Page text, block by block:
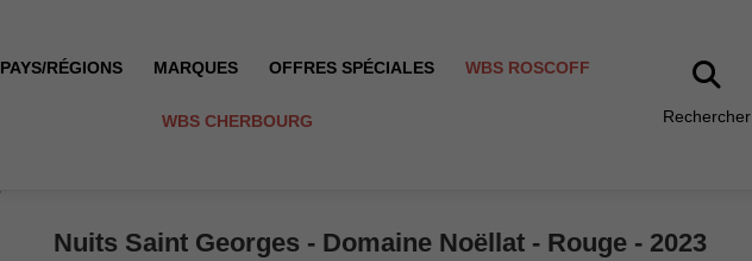
PAYS/RÉGIONS MARQUES OFFRES SPÉCIALES WBS ROSCOFF
WBS CHERBOURG Rechercher
Nuits Saint Georges - Domaine Noëllat - Rouge - 2023